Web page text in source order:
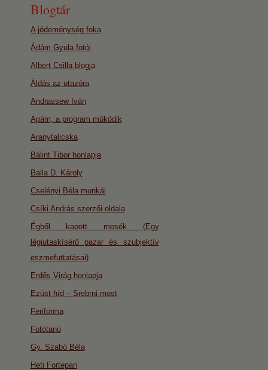
Blogtár
A jódeménység foka
Ádám Gyula fotói
Albert Csilla blogja
Áldás az utazóra
Andrassew Iván
Apám, a program működik
Aranytalicska
Bálint Tibor honlapja
Balla D. Károly
Cselényi Béla munkái
Csíki András szerzői oldala
Égből kapott mesék (Egy
légiutaskísérő pazar és szubjektív
eszmefuttatásai)
Erdős Virág honlapja
Ezüst híd – Srebrni most
Feriforma
Fotótanú
Gy. Szabó Béla
Heti Fortepan